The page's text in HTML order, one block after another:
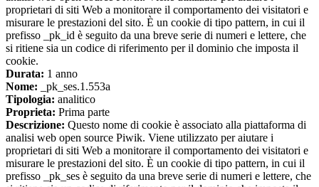
proprietari di siti Web a monitorare il comportamento dei visitatori e
misurare le prestazioni del sito. È un cookie di tipo pattern, in cui il
prefisso _pk_id è seguito da una breve serie di numeri e lettere, che
si ritiene sia un codice di riferimento per il dominio che imposta il
cookie.
Durata: 1 anno
Nome: _pk_ses.1.553a
Tipologia: analitico
Proprieta: Prima parte
Descrizione: Questo nome di cookie è associato alla piattaforma di
analisi web open source Piwik. Viene utilizzato per aiutare i
proprietari di siti Web a monitorare il comportamento dei visitatori e
misurare le prestazioni del sito. È un cookie di tipo pattern, in cui il
prefisso _pk_ses è seguito da una breve serie di numeri e lettere, che